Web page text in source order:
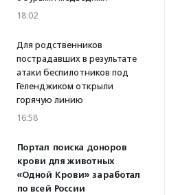
18:02
Для родственников
пострадавших в результате
атаки беспилотников под
Геленджиком открыли
горячую линию
16:58
Портал поиска доноров
крови для животных
«Одной Крови» заработал
по всей России